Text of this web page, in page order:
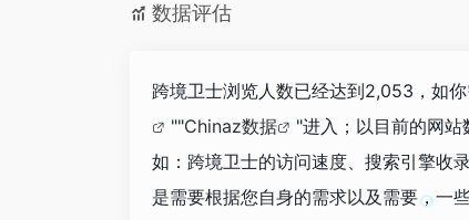
数据评估
跨境卫士浏览人数已经达到2,053，如
""Chinaz数据
"进入；以目前的网
如：跨境卫士的访问速度、搜索引擎收
是需要根据您自身的需求以及需要，一